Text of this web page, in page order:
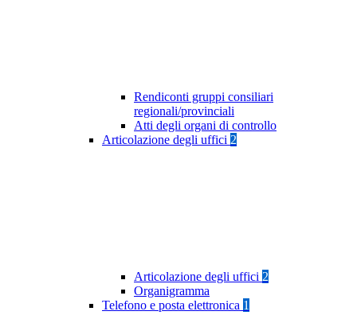
Rendiconti gruppi consiliari
regionali/provinciali
Atti degli organi di controllo
Articolazione degli uffici 2
Articolazione degli uffici 2
Organigramma
Telefono e posta elettronica 1